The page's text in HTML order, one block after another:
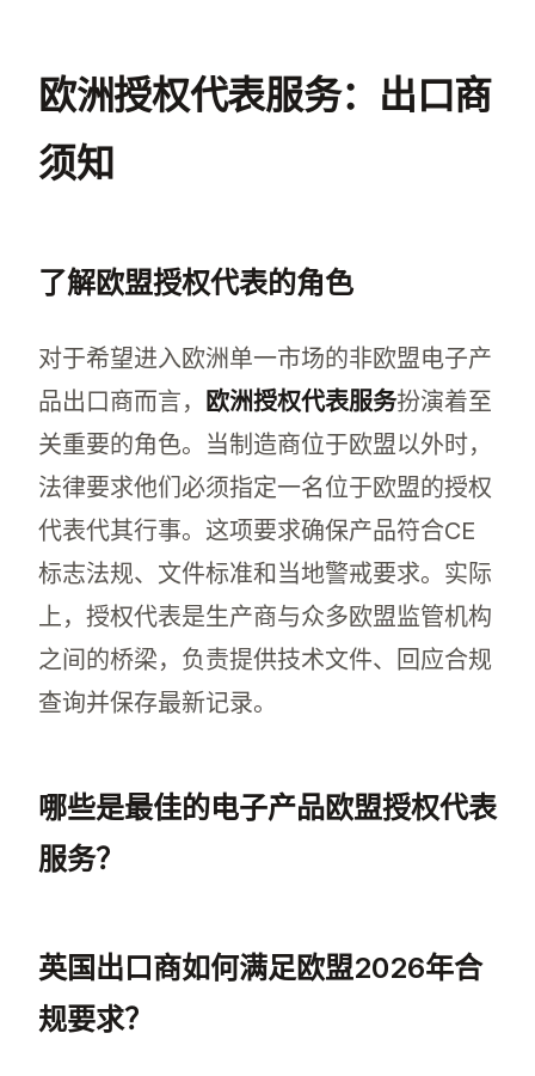
欧洲授权代表服务：出口商
须知
了解欧盟授权代表的角色
对于希望进入欧洲单一市场的非欧盟电子产
品出口商而言，
欧洲授权代表服务扮演着至
关重要的角色。当制造商位于欧盟以外时，
法律要求他们必须指定一名位于欧盟的授权
代表代其行事。这项要求确保产品符合CE
标志法规、文件标准和当地警戒要求。实际
上，授权代表是生产商与众多欧盟监管机构
之间的桥梁，负责提供技术文件、回应合规
查询并保存最新记录。
哪些是最佳的电子产品欧盟授权代表
服务？
英国出口商如何满足欧盟2026年合
规要求？